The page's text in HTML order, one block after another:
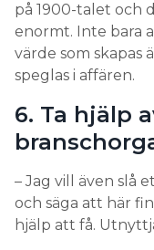
på 1900-talet och
enormt. Inte bara
värde som skapas
speglas i affären.
6. Ta hjälp
– Jag vill även slå
och säga att här
hjälp att få.